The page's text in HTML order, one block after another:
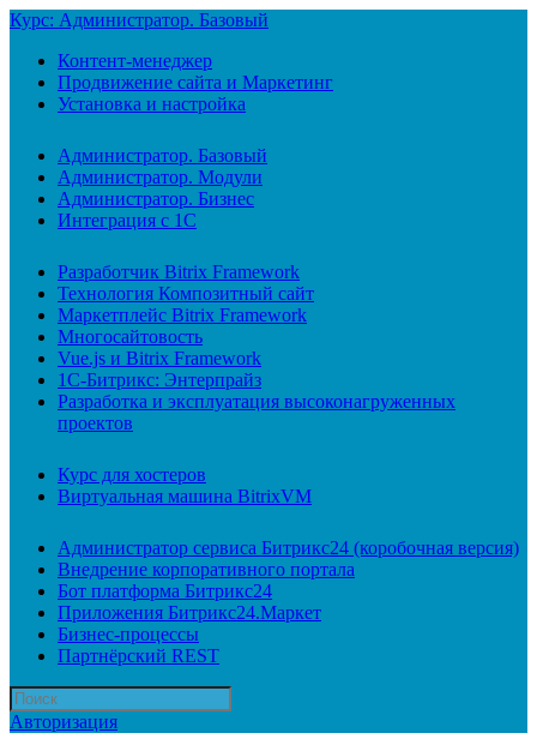
Курс: Администратор. Базовый
Контент-менеджер
Продвижение сайта и Маркетинг
Установка и настройка
Администратор. Базовый
Администратор. Модули
Администратор. Бизнес
Интеграция с 1С
Разработчик Bitrix Framework
Технология Композитный сайт
Маркетплейс Bitrix Framework
Многосайтовость
Vue.js и Bitrix Framework
1С-Битрикс: Энтерпрайз
Разработка и эксплуатация высоконагруженных
проектов
Курс для хостеров
Виртуальная машина BitrixVM
Администратор сервиса Битрикс24 (коробочная версия)
Внедрение корпоративного портала
Бот платформа Битрикс24
Приложения Битрикс24.Маркет
Бизнес-процессы
Партнёрский REST
Авторизация